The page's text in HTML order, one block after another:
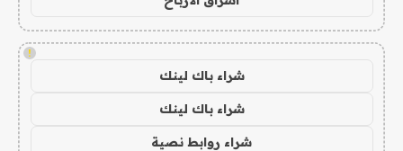
!
شراء باك لينك
شراء باك لينك
شراء روابط نصية